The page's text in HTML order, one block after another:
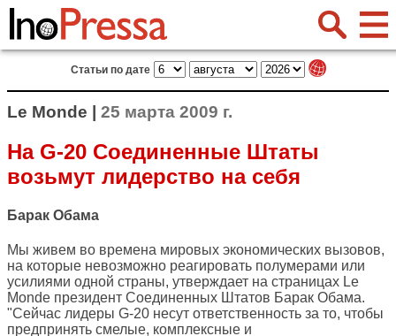
Статьи по дате
Le Monde | 25 марта 2009 г.
На G-20 Соединенные Штаты
возьмут лидерство на себя
Барак Обама
Мы живем во времена мировых экономических вызовов,
на которые невозможно реагировать полумерами или
усилиями одной страны, утверждает на страницах Le
Monde президент Соединенных Штатов Барак Обама.
"Сейчас лидеры G-20 несут ответственность за то, чтобы
предпринять смелые, комплексные и